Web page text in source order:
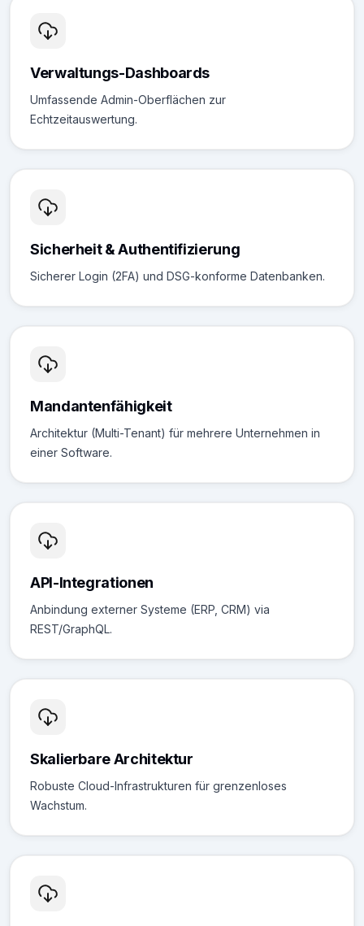
Verwaltungs-Dashboards
Umfassende Admin-Oberflächen zur
Echtzeitauswertung.
Sicherheit & Authentifizierung
Sicherer Login (2FA) und DSG-konforme Datenbanken.
Mandantenfähigkeit
Architektur (Multi-Tenant) für mehrere Unternehmen in
einer Software.
API-Integrationen
Anbindung externer Systeme (ERP, CRM) via
REST/GraphQL.
Skalierbare Architektur
Robuste Cloud-Infrastrukturen für grenzenloses
Wachstum.